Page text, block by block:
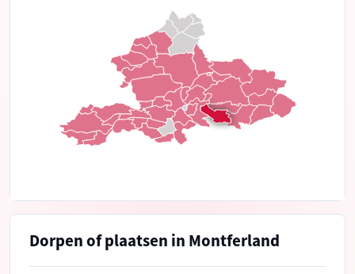
Dorpen of plaatsen in Montferland